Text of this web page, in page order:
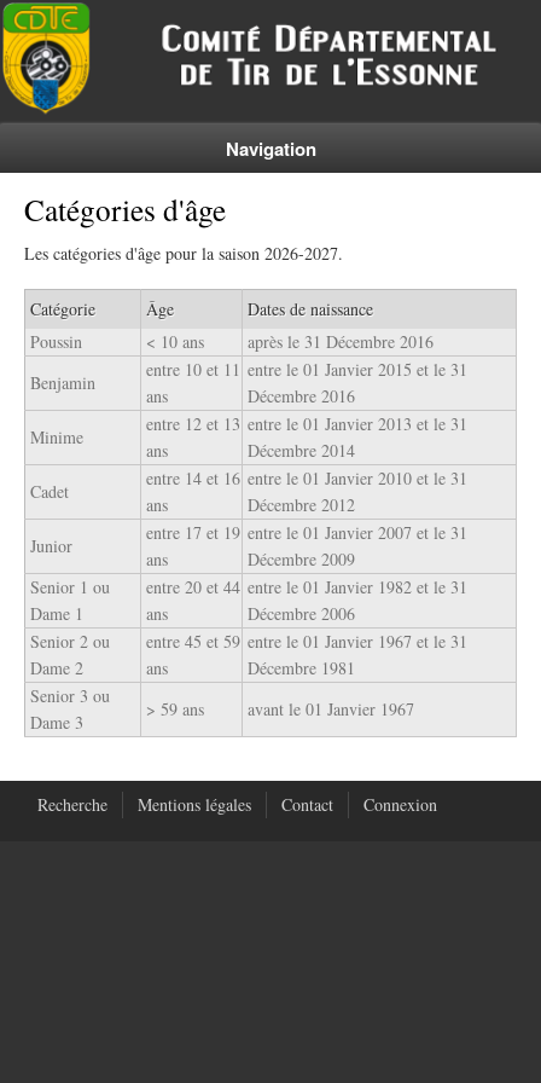
Navigation
Catégories d'âge
Les catégories d'âge pour la saison 2026-2027.
Catégorie Âge
Dates de naissance
Poussin
< 10 ans
après le 31 Décembre 2016
Benjamin
entre 10 et 11
ans
entre le 01 Janvier 2015 et le 31
Décembre 2016
Minime
entre 12 et 13
ans
entre le 01 Janvier 2013 et le 31
Décembre 2014
Cadet
entre 14 et 16
ans
entre le 01 Janvier 2010 et le 31
Décembre 2012
Junior
entre 17 et 19
ans
entre le 01 Janvier 2007 et le 31
Décembre 2009
Senior 1 ou
Dame 1
entre 20 et 44
ans
entre le 01 Janvier 1982 et le 31
Décembre 2006
Senior 2 ou
Dame 2
entre 45 et 59
ans
entre le 01 Janvier 1967 et le 31
Décembre 1981
Senior 3 ou
Dame 3
> 59 ans avant le 01 Janvier 1967
Recherche Mentions légales Contact Connexion